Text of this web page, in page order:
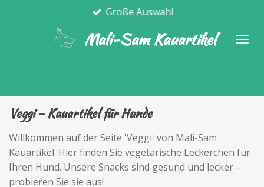
Mali-Sam Kauartikel
Große Auswahl
Veggi - Kauartikel für Hunde
Willkommen auf der Seite 'Veggi' von Mali-Sam
Kauartikel. Hier finden Sie vegetarische Leckerchen für
Ihren Hund. Unsere Snacks sind gesund und lecker -
probieren Sie sie aus!